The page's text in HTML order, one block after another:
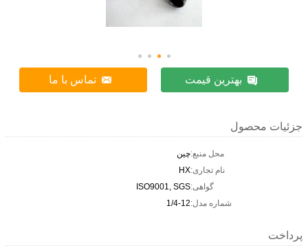
بهترین قیمت تماس با ما
جزئیات محصول
محل منبع:چین
نام تجاری:HX
گواهی:ISO9001, SGS
شماره مدل:1/4-12
پرداخت